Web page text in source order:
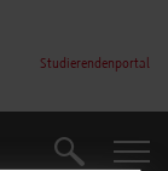
Studierendenportal
Suche